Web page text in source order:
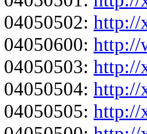
04050502: http://
04050600: http://
04050503: http://
04050504: http://
04050505: http://